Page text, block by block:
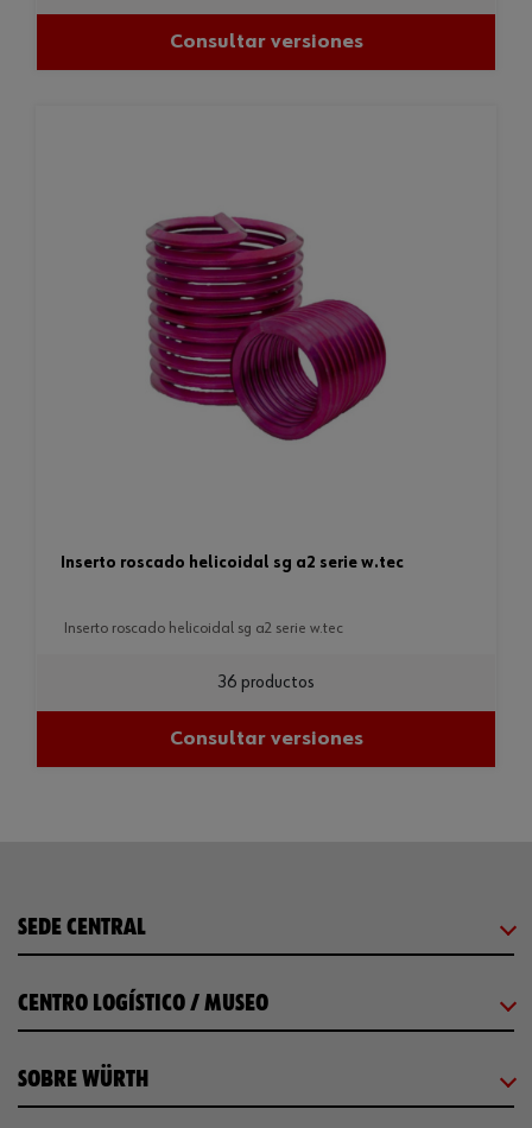
Consultar versiones
inserto roscado helicoidal sg a2 serie w.tec
inserto roscado helicoidal sg a2 serie w.tec
36 productos
Consultar versiones
SEDE CENTRAL
CENTRO LOGÍSTICO / MUSEO
SOBRE WÜRTH